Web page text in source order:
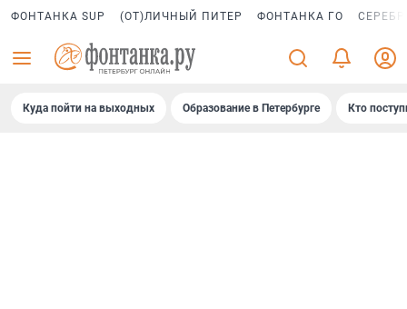
ФОНТАНКА SUP (ОТ)ЛИЧНЫЙ ПИТЕР ФОНТАНКА ГО
Куда пойти на выходных Образование в Петербурге Кто